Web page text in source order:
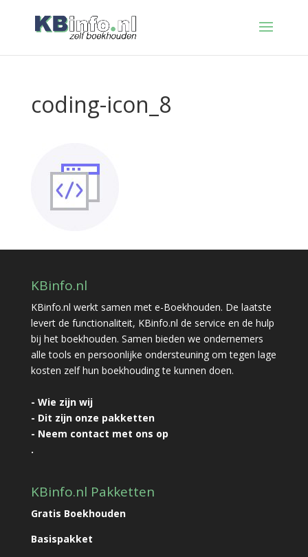
coding-icon_8
KBinfo.nl
KBinfo.nl werkt samen met e-Boekhouden. De laatste
levert de functionaliteit, KBinfo.nl de service en de hulp
bij het boekhouden. Samen bieden we ondernemers
alle tools en persoonlijke ondersteuning om tegen lage
kosten zelf hun boekhouding te kunnen doen.
- Wie zijn wij
- Dit zijn onze pakketten
- Neem contact met ons op
.
KBinfo.nl Pakketten
Gratis Boekhouden
Basispakket